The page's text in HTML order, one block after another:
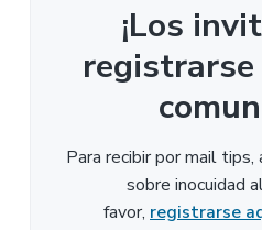
¡Los
Para recibir por mail
sobre inocuidad
favor, registrarse